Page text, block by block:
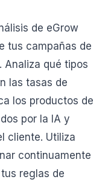
de eGrow
tus campañas de
Analiza qué tipos
las tasas de
los productos de
por la IA y
cliente. Utiliza
continuamente
reglas de